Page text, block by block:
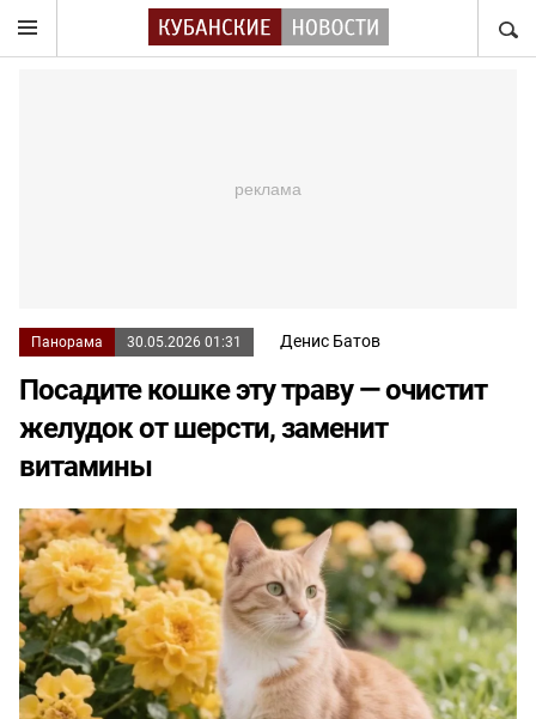
Панорама 30.05.2026 01:31 Денис Батов
Посадите кошке эту траву — очистит
желудок от шерсти, заменит
витамины